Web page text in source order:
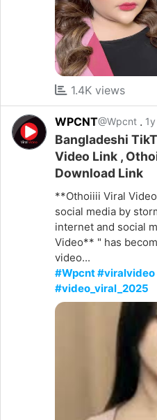
1.4K views
WPCNT@Wpcnt . 1y
Bangladeshi
Video Link ,
Download Link
**Othoiiii Viral
social media by
internet and social
Video** " has
video...
#Wpcnt
#video_viral_2025